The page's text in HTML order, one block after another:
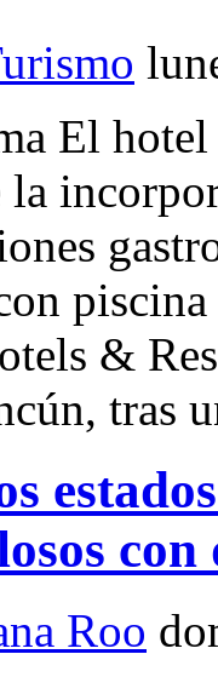
El
la
&
tras
Roo